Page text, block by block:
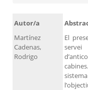
Autor/a
Martínez
Cadenas,
Rodrigo
El